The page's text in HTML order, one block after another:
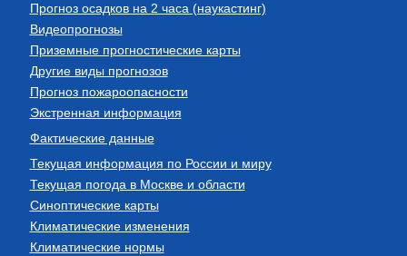
Прогноз осадков на 2 часа (наукастинг)
Видеопрогнозы
Приземные прогностические карты
Другие виды прогнозов
Прогноз пожароопасности
Экстренная информация
Фактические данные
Текущая информация по России и миру
Текущая погода в Москве и области
Синоптические карты
Климатические изменения
Климатические нормы